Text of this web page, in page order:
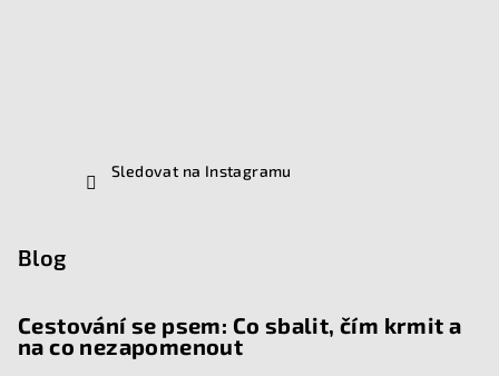
Sledovat na Instagramu
Blog
Cestování se psem: Co sbalit, čím krmit a
na co nezapomenout